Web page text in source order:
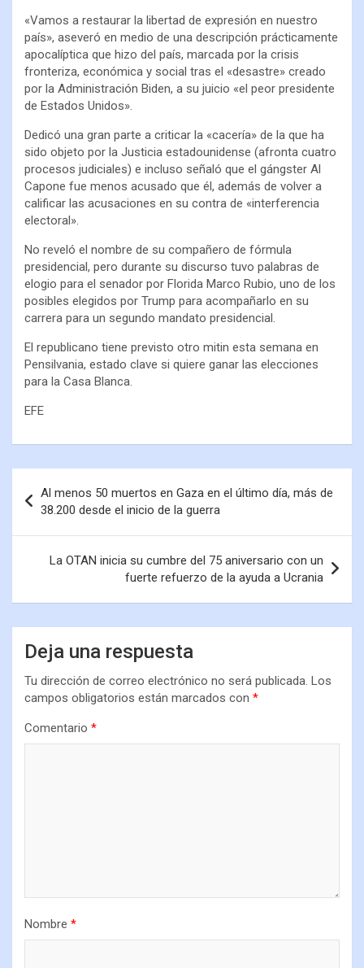
«Vamos a restaurar la libertad de expresión en nuestro
país», aseveró en medio de una descripción prácticamente
apocalíptica que hizo del país, marcada por la crisis
fronteriza, económica y social tras el «desastre» creado
por la Administración Biden, a su juicio «el peor presidente
de Estados Unidos».
Dedicó una gran parte a criticar la «cacería» de la que ha
sido objeto por la Justicia estadounidense (afronta cuatro
procesos judiciales) e incluso señaló que el gángster Al
Capone fue menos acusado que él, además de volver a
calificar las acusaciones en su contra de «interferencia
electoral».
No reveló el nombre de su compañero de fórmula
presidencial, pero durante su discurso tuvo palabras de
elogio para el senador por Florida Marco Rubio, uno de los
posibles elegidos por Trump para acompañarlo en su
carrera para un segundo mandato presidencial.
El republicano tiene previsto otro mitin esta semana en
Pensilvania, estado clave si quiere ganar las elecciones
para la Casa Blanca.
EFE
Al menos 50 muertos en Gaza en el último día, más de
38.200 desde el inicio de la guerra
La OTAN inicia su cumbre del 75 aniversario con un
fuerte refuerzo de la ayuda a Ucrania
Deja una respuesta
Tu dirección de correo electrónico no será publicada. Los
campos obligatorios están marcados con *
Comentario *
Nombre *